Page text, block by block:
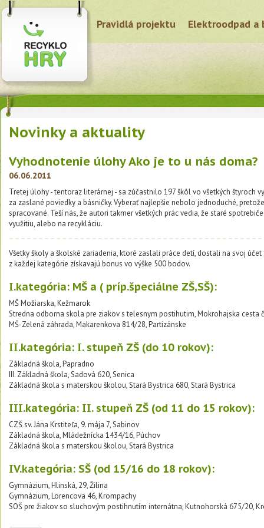
Pravidlá projektu Elektroodpad a
Novinky a aktuality
Vyhodnotenie úlohy Ako je to u nás doma?
06.06.2011
Tretej úlohy - tentoraz literárnej - sa zúčastnilo 197 škôl vo všetkých štyroch
za zaslané poviedky a básničky. Vyberať najlepšie nebolo jednoduché,
spracované. Teší nás, že autori takmer všetkých prác vedia, že staré
využitiu, alebo na recykláciu.
Všetky školy a školské zariadenia, ktoré zaslali práce detí, dostali na svoj
z každej kategórie získavajú bonus vo výške 500 bodov.
I.kategória: MŠ a ( príp.špeciálne ZŠ,SŠ):
MŠ Možiarska, Kežmarok
Stredna odborna skola pre ziakov s telesnym postihutim, Mokrohajska cesta
MŠ-Zelená záhrada, Makarenkova 814/28, Partizánske
II.kategória: I. stupeň ZŠ (do 10 rokov):
Základná škola, Papradno
III. Základná škola, Sadová 620, Senica
Základná škola s materskou školou, Stará Bystrica 680, Stará Bystrica
III.kategória: II. stupeň ZŠ (od 11 do 15 rokov):
CZŠ sv. Jána Krstiteľa, 9. mája 7, Sabinov
Základná škola, Mládežnícka 1434/16, Púchov
Základná škola s materskou školou, Stará Bystrica
IV.kategória: SŠ (od 15/16 do 18 rokov):
Gymnázium, Hlinská, 29, Žilina
Gymnázium, Lorencova 46, Krompachy
SOŠ pre žiakov so sluchovým postihnutím internátna, Kutnohorská 675/20,